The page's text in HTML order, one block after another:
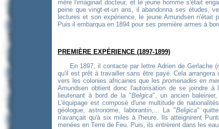
mère l'imaginait docteur, et le jeune homme s'était
peine que vingt-et-un ans, il abandonna ses études,
lectures et son expérience, le jeune Amundsen
Puis il embarqua en 1894 pour ses première armes à
PREMIÈRE EXPÉRIENCE (1897-1899)
En 1897, il contacte par lettre Adrien de Gerlache
qu'il est prêt à travailler sans être payé. Cela
vers les colonies africaines que les promenades en mer
Amundsen obtient donc l'autorisation de se joindre
lieutenant à bord de la "Belgica", un ancien
L'équipage est composé d'une multitude de
géologue, astronome, laborantin,... La "Belgica"
n'avançait qu'à six miles à l'heure. Ils atteignirent
menées en Terre de Feu. Puis, ils entrèrent dans les